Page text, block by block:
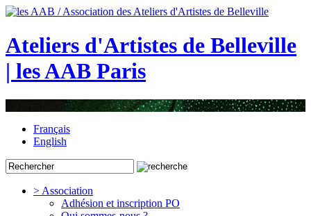
Ateliers d'Artistes de Belleville
| les AAB Paris
Français
English
> Association
Adhésion et inscription PO